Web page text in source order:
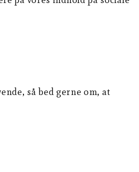
så bed gerne om, at